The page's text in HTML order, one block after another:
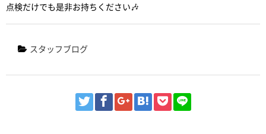
点検だけでも是非お持ちください🎶
スタッフブログ